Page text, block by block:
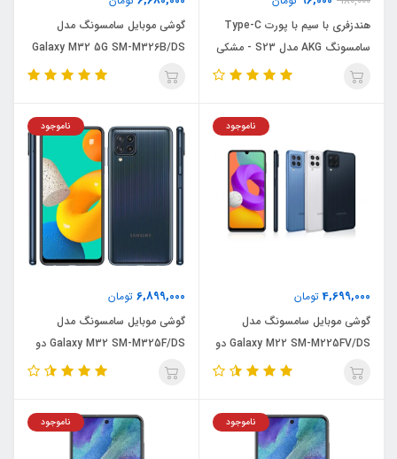
هندزفری با سیم با پورت Type-C
سامسونگ AKG مدل S23 - مشکی
- DST
گوشی موبایل سامسونگ مدل
Galaxy M32 5G SM-M326B/DS
دو سیم‌ کارت ظرفیت 128 گیگابایت
4,699,000تومان
ناموجود
گوشی موبایل سامسونگ مدل
Galaxy M22 SM-M225FV/DS دو
سیم‌ کارت ظرفیت 64 گیگابایت و رم
6,899,000 تومان
ناموجود
گوشی موبایل سامسونگ مدل
Galaxy M32 SM-M325F/DS دو
سیم‌ کارت ظرفیت 128 گیگابایت و
ناموجود ناموجود